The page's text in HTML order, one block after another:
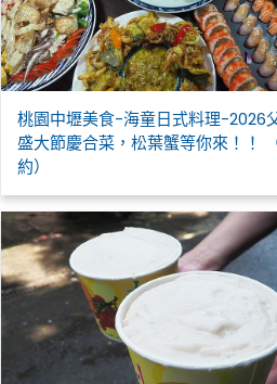
桃園中壢美食-海童日式料理-2026
盛大節慶合菜，松葉蟹等你來！！
約）